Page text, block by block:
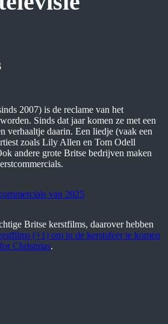
2007) is de reclame van het
Sinds dat jaar komen ze met een
verhaaltje daarin. Een liedje (vaak een
zoals Lily Allen en Tom Odell
andere grote Britse bedrijven maken
van 2025
Britse kerstfilms, daarover hebben
(+1) om in de kerstsfeer te komen
Christmas.